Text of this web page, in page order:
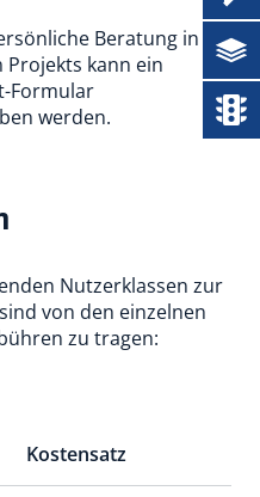
Beratung in
Projekts kann ein
Formular
werden.
Nutzerklassen zur
von den einzelnen
zu tragen:
Kostensatz
Dokumentation